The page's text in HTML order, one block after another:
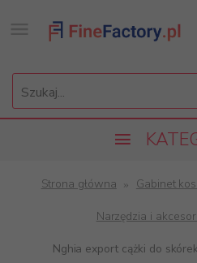
Szukaj...
Strona główna Gabinet
Narzędzia i
Nghia export cążki do